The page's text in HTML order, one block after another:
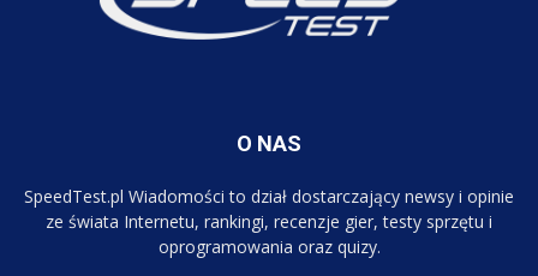
O NAS
SpeedTest.pl Wiadomości to dział dostarczający newsy i opinie
ze świata Internetu, rankingi, recenzje gier, testy sprzętu i
oprogramowania oraz quizy.